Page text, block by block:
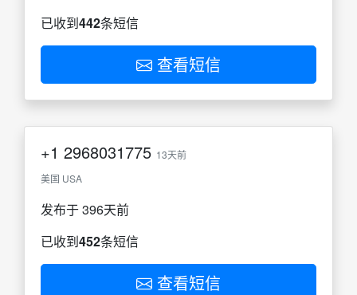
已收到442条短信
查看短信
+1 2968031775 13天前
美国 USA
发布于 396天前
已收到452条短信
查看短信